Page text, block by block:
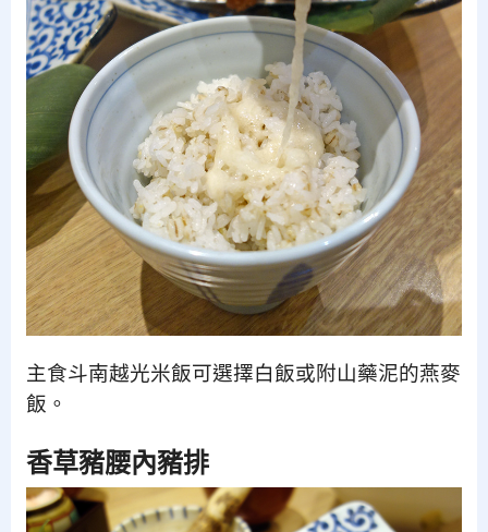
主食斗南越光米飯可選擇白飯或附山藥泥的燕麥
飯。
香草豬腰內豬排